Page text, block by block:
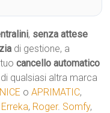
, senza attese
di gestione, a
tuocancello automatico
qualsiasi altra marca
NICE oAPRIMATIC,
Erreka, Roger. Somfy,